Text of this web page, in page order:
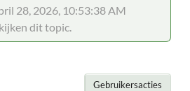
28, 2026, 10:53:38 AM
dit topic.
Gebruikersacties